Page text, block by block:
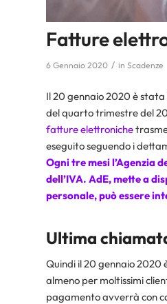
Fatture
6 Gennaio 2020 / in Scadenze
Il 20 gennaio 2020 è
del quarto trimestre del
fatture elettroniche
eseguito seguendo i
Ogni tre mesi l’Agenzia
dell’IVA. AdE, mette a
personale, può essere
Ultima
Quindi il 20 gennaio 2020
almeno per moltissimi
pagamento avverrà con